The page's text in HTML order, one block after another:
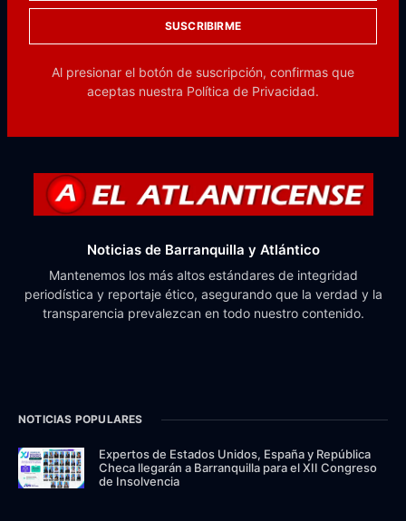
SUSCRIBIRME
Al presionar el botón de suscripción, confirmas que
aceptas nuestra Política de Privacidad.
Noticias de Barranquilla y Atlántico
Mantenemos los más altos estándares de integridad
periodística y reportaje ético, asegurando que la verdad y la
transparencia prevalezcan en todo nuestro contenido.
NOTICIAS POPULARES
Expertos de Estados Unidos, España y República
Checa llegarán a Barranquilla para el XII Congreso
de Insolvencia